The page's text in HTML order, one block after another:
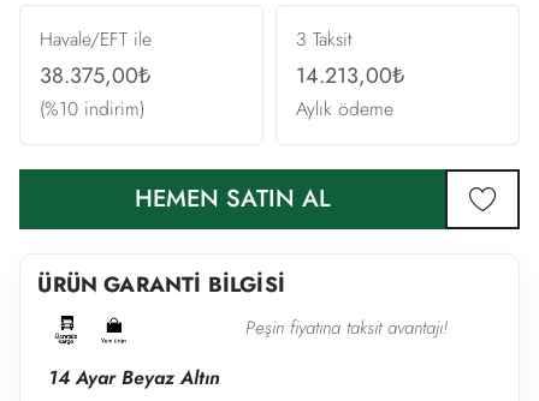
Havale/EFT ile
38.375,00₺
(%10 indirim)
3 Taksit
14.213,00₺
Aylık ödeme
HEMEN SATIN AL
ÜRÜN GARANTİ BİLGİSİ
Peşin fiyatına taksit avantajı!
14 Ayar Beyaz Altın